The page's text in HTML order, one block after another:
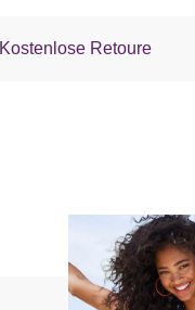
Kostenlose Retoure